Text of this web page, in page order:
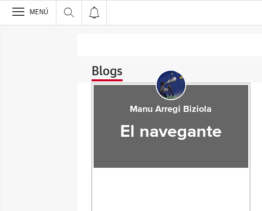
>
MENÚ
Blogs
Manu Arregi Biziola
El navegante